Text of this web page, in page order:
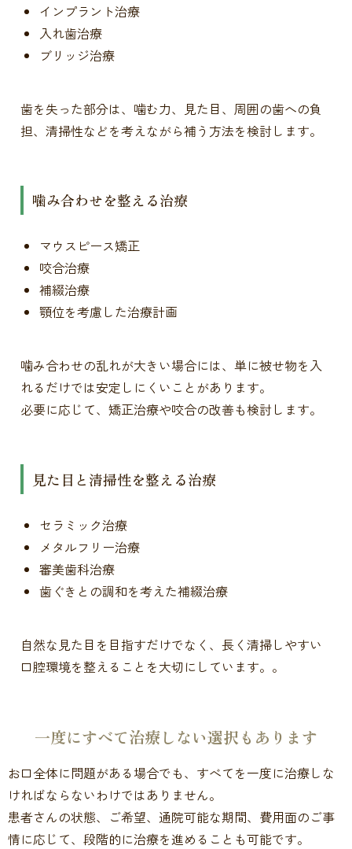
インプラント治療
入れ歯治療
ブリッジ治療
歯を失った部分は、噛む力、見た目、周囲の歯への負
担、清掃性などを考えながら補う方法を検討します。
噛み合わせを整える治療
マウスピース矯正
咬合治療
補綴治療
顎位を考慮した治療計画
噛み合わせの乱れが大きい場合には、単に被せ物を入
れるだけでは安定しにくいことがあります。
必要に応じて、矯正治療や咬合の改善も検討します。
見た目と清掃性を整える治療
セラミック治療
メタルフリー治療
審美歯科治療
歯ぐきとの調和を考えた補綴治療
自然な見た目を目指すだけでなく、長く清掃しやすい
口腔環境を整えることを大切にしています。。
一度にすべて治療しない選択もあります
お口全体に問題がある場合でも、すべてを一度に治療しな
ければならないわけではありません。
患者さんの状態、ご希望、通院可能な期間、費用面のご事
情に応じて、段階的に治療を進めることも可能です。